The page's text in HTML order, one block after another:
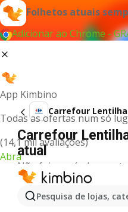
Folhetos atuais
Adicionar ao Chrome -
App Kimbino
Todas as ofertas num só
(14,1 mil avaliações)
Abra
Pesquisa de lojas,
Carrefour Lentilha
Carrefour
atual
Não foi possível
para este termo.
Mais produtos